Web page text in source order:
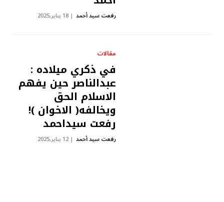
رفعت سيد أحمد 18 يناير,2025
مقالات
في ذكري ميلاده :
عبدالناصر حين يفهم
الاسلام الحق
ويخالفه( الاخوان )!
رفعت سيداحمد
رفعت سيد أحمد 12 يناير,2025